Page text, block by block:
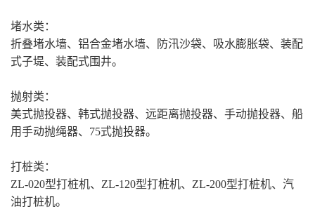
堵水类：
折叠堵水墙、铝合金堵水墙、防汛沙袋、吸水膨胀袋、装配
式子堤、装配式围井。
抛射类：
美式抛投器、韩式抛投器、远距离抛投器、手动抛投器、船
用手动抛绳器、75式抛投器。
打桩类：
ZL-020型打桩机、ZL-120型打桩机、ZL-200型打桩机、汽
油打桩机。